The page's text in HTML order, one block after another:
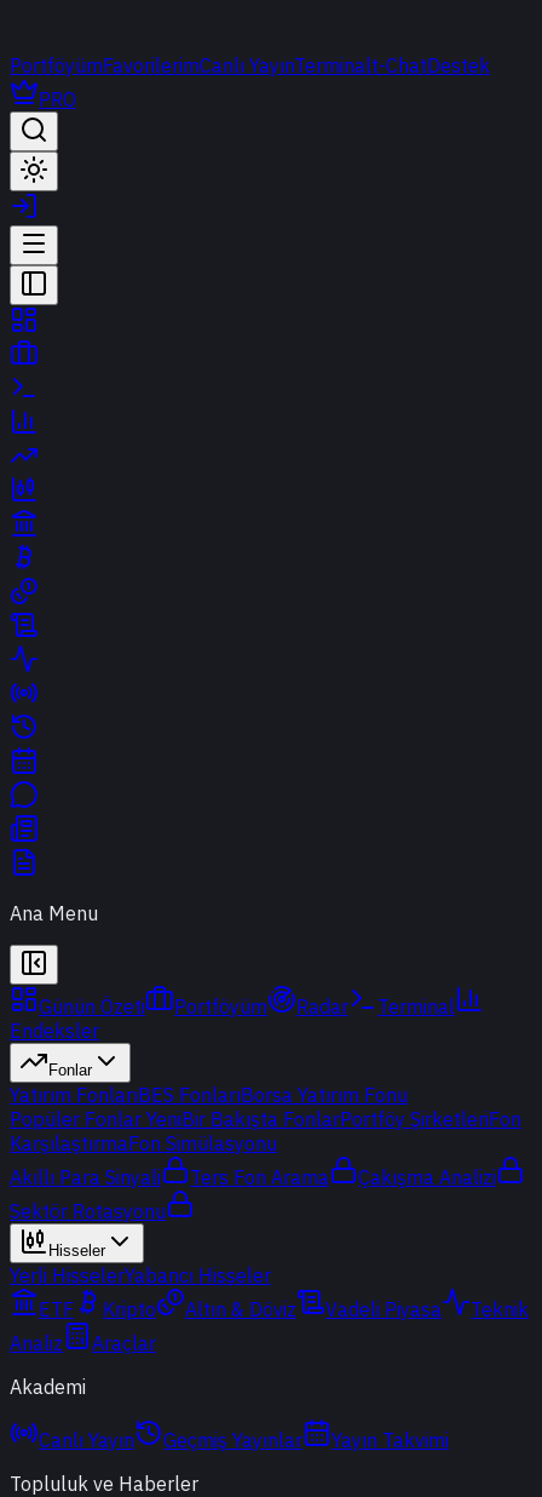
PortföyümFavorilerimCanlı YayınTerminalt-ChatDestek
PRO
Ana Menu
Günün Özeti Portföyüm Radar
Terminal
Endeksler
Fonlar
Yatırım FonlarıBES FonlarıBorsa Yatırım Fonu
Popüler Fonlar YeniBir Bakışta FonlarPortföy ŞirketleriFon
KarşılaştırmaFon Simülasyonu
Akıllı Para Sinyali
Ters Fon Arama
Çakışma Analizi
Sektör Rotasyonu
Hisseler
Yerli HisselerYabancı Hisseler
ETF
Kripto Altın & Döviz Vadeli Piyasa
Teknik
Analiz
Araçlar
Akademi
Canlı Yayın Geçmiş Yayınlar
Yayın Takvimi
Topluluk ve Haberler